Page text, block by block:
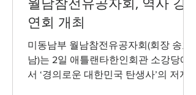
연회 개최
미동남부 월남참전유공자회(회장 송효
남)는 2일 애틀랜타한인회관 소강당에
서 ‘경의로운 대한민국 탄생사’의 저자